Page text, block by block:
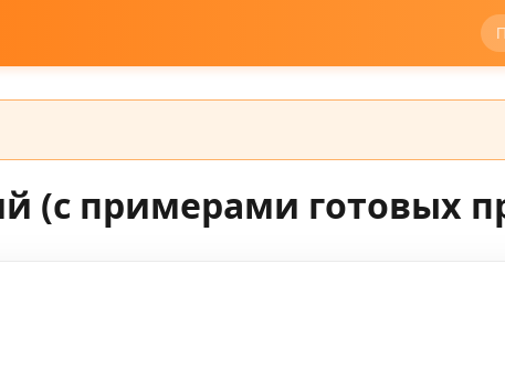
(с примерами готовых